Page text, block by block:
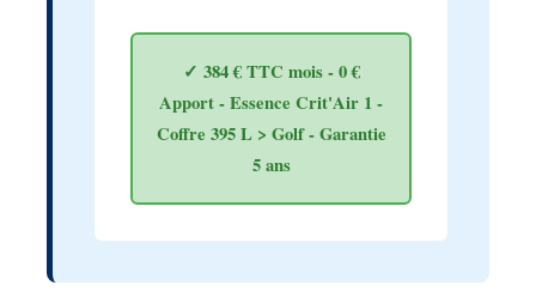
✓ 384 € TTC mois - 0 €
Apport - Essence Crit'Air 1 -
Coffre 395 L > Golf - Garantie
5 ans